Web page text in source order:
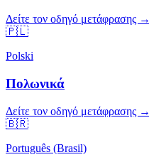
Δείτε τον οδηγό μετάφρασης →
🇵🇱
Polski
Πολωνικά
Δείτε τον οδηγό μετάφρασης →
🇧🇷
Português (Brasil)